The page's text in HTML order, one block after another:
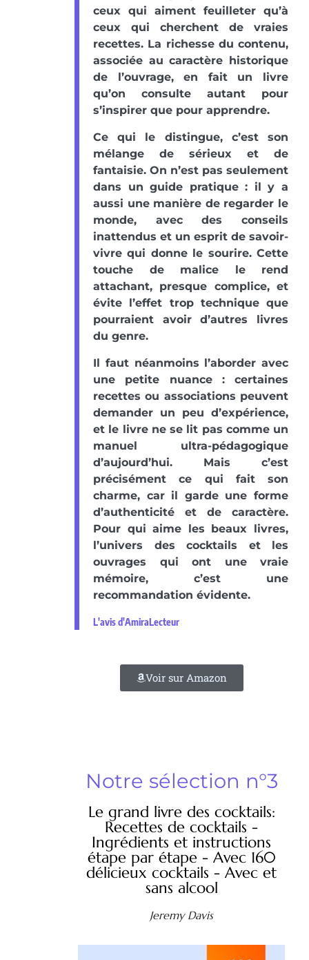
ceux qui aiment feuilleter qu’à
ceux qui cherchent de vraies
recettes. La richesse du contenu,
associée au caractère historique
de l’ouvrage, en fait un livre
qu’on consulte autant pour
s’inspirer que pour apprendre.
Ce qui le distingue, c’est son
mélange de sérieux et de
fantaisie. On n’est pas seulement
dans un guide pratique : il y a
aussi une manière de regarder le
monde, avec des conseils
inattendus et un esprit de savoir-
vivre qui donne le sourire. Cette
touche de malice le rend
attachant, presque complice, et
évite l’effet trop technique que
pourraient avoir d’autres livres
du genre.
Il faut néanmoins l’aborder avec
une petite nuance : certaines
recettes ou associations peuvent
demander un peu d’expérience,
et le livre ne se lit pas comme un
manuel ultra-pédagogique
d’aujourd’hui. Mais c’est
précisément ce qui fait son
charme, car il garde une forme
d’authenticité et de caractère.
Pour qui aime les beaux livres,
l’univers des cocktails et les
ouvrages qui ont une vraie
mémoire, c’est une
recommandation évidente.
L'avis d'AmiraLecteur
Voir sur Amazon
Notre sélection n°3
Le grand livre des cocktails:
Recettes de cocktails -
Ingrédients et instructions
étape par étape - Avec 160
délicieux cocktails - Avec et
sans alcool
Jeremy Davis